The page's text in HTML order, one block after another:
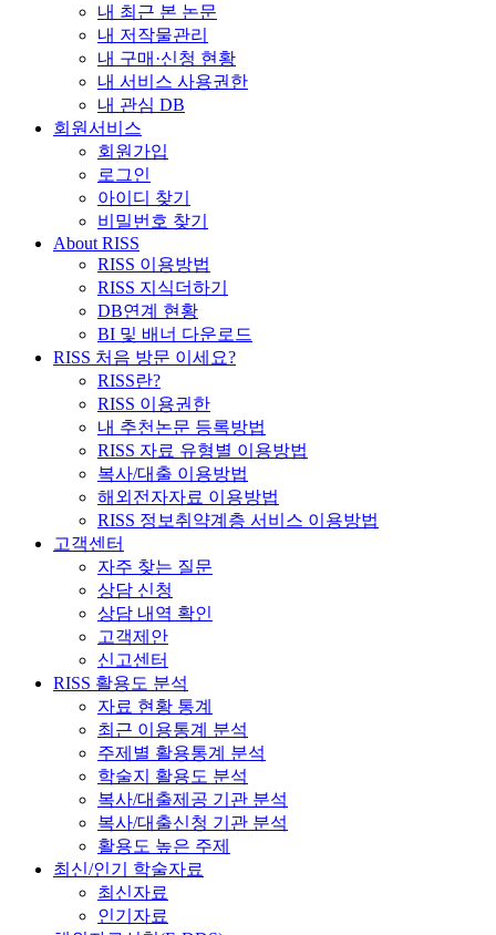
내 최근 본 논문
내 저작물관리
내 구매·신청 현황
내 서비스 사용권한
내 관심 DB
회원서비스
회원가입
로그인
아이디 찾기
비밀번호 찾기
About RISS
RISS 이용방법
RISS 지식더하기
DB연계 현황
BI 및 배너 다운로드
RISS 처음 방문 이세요?
RISS란?
RISS 이용권한
내 추천논문 등록방법
RISS 자료 유형별 이용방법
복사/대출 이용방법
해외전자자료 이용방법
RISS 정보취약계층 서비스 이용방법
고객센터
자주 찾는 질문
상담 신청
상담 내역 확인
고객제안
신고센터
RISS 활용도 분석
자료 현황 통계
최근 이용통계 분석
주제별 활용통계 분석
학술지 활용도 분석
복사/대출제공 기관 분석
복사/대출신청 기관 분석
활용도 높은 주제
최신/인기 학술자료
최신자료
인기자료